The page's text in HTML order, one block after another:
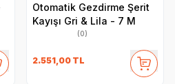
Otomatik Gezdirme Şerit
Kayışı Gri & Lila - 7 M
(0)
2.551,00 TL